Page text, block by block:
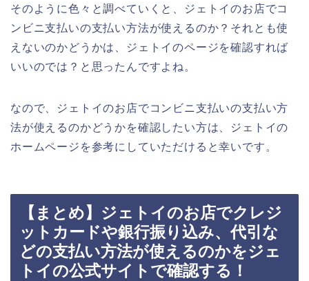
そのように色々と調べていくと、ジェトイのお店でコ
ンビニ支払いの支払い方法が使えるのか？それとも使
えないのかどうかは、ジェトイのページを確認すれば
いいのでは？と思ったんですよね。
なので、ジェトイのお店でコンビニ支払いの支払い方
法が使えるのかどうかを確認したい方は、ジェトイの
ホームページを参考にしていただけると幸いです。
【まとめ】ジェトイのお店でクレジ
ットカードや銀行振り込み、代引な
どの支払い方法が使えるのかをジェ
トイの公式サイトで確認する！